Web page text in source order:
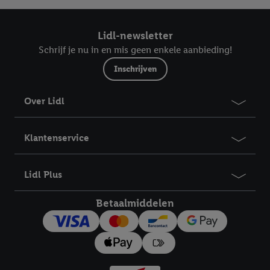
Lidl-newsletter
Schrijf je nu in en mis geen enkele aanbieding!
Inschrijven
Over Lidl
Klantenservice
Lidl Plus
Betaalmiddelen